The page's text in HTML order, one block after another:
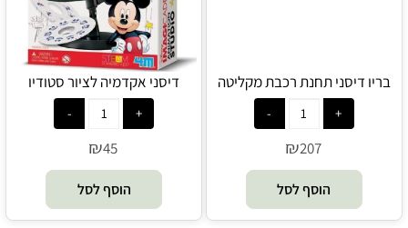
בריו דיסני תחנת רכבת מקליטה
ומשמיעה קולות מיקי ומיני מאוס
Brio - 32270
₪207
הוסף לסל
דיסני אקדמיה לציור סטודיו
לאנימציה - 4M
₪45
הוסף לסל